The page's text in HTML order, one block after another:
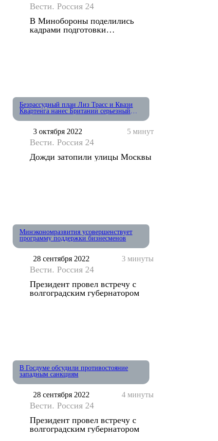
Вести. Россия 24
В Минобороны поделились
кадрами подготовки
Безрассудный план Лиз Трасс и Квази
Квартенга нанес Британии серьезный
3 октября 2022 5 минут
Вести. Россия 24
Дожди затопили улицы Москвы
Минэкономразвития усовершенствует
программу поддержки бизнесменов
28 сентября 2022 3 минуты
Вести. Россия 24
Президент провел встречу с
волгоградским губернатором
В Госдуме обсудили противостояние
западным санкциям
28 сентября 2022 4 минуты
Вести. Россия 24
Президент провел встречу с
волгоградским губернатором